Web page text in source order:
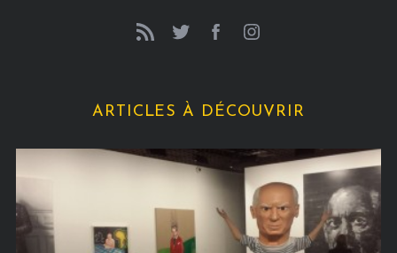
ARTICLES À DÉCOUVRIR